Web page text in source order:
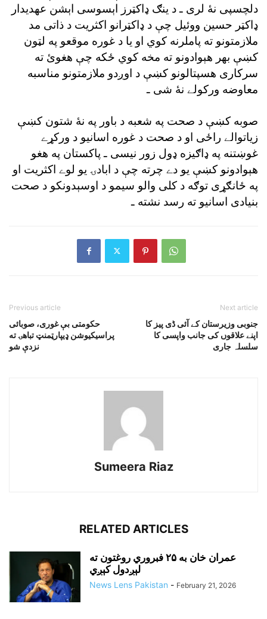
دلچسپى نۀ لرى ـ د ينګ ډاکټرز اېسوسى اېشن عهديدار
ډاکټر حسين ووئيل چې د ډاکټرانو اکثريت د ذاتى مد
ملازمتونو ته پاملرنه کوي او يا د غوره موقعو په لټون
کښې بهر هېوادونو ته مخه کوي ځکه چې هغوئ ته
سرکارى هسپتالونو کښې د اوږدو ملازمتونو مناسبه
معاوضه ورکولے نۀ شى ـ
صوبه کښې د صحت په شعبه د باور په نۀ شتون کښې
زياتوالے راځى او د صحت د غوره اسانيو د ورکړے
غوښتنه په ډاګيزه ډول زور نيسى ـ پاکستان په هغو
هېوادونو کښې يو دے چرته چې د ابادۍ يو لوے اکثريت او
په ځانګړى توګه د کلى والو سيمو د اوسېدونکو د صحت
بنيادى اسانيو ته رسد نشته ـ
Previous article
حکومتى بې غورى، صوبائى
پراسيکيوشن ډيپارټمنټ تباهۍ ته
نزدې شو
Next article
جنوبی وزیرستان کے آئی ڈی پیز کا
اپنے علاقوں کی جانب واپسی کا
سلسلہ جاری
Sumeera Riaz
RELATED ARTICLES
عمران خان به ۲۵ فبروري روغتون ته
لېږدول کېږي
News Lens Pakistan - February 21, 2026